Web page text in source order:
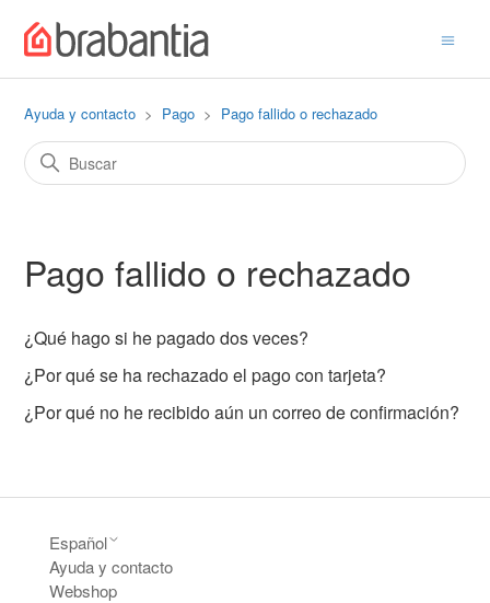
Ayuda y contacto Pago Pago fallido o rechazado
Pago fallido o rechazado
¿Qué hago si he pagado dos veces?
¿Por qué se ha rechazado el pago con tarjeta?
¿Por qué no he recibido aún un correo de confirmación?
Español
Ayuda y contacto
Webshop